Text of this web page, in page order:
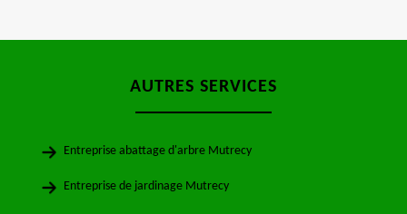
AUTRES SERVICES
Entreprise abattage d'arbre Mutrecy
Entreprise de jardinage Mutrecy